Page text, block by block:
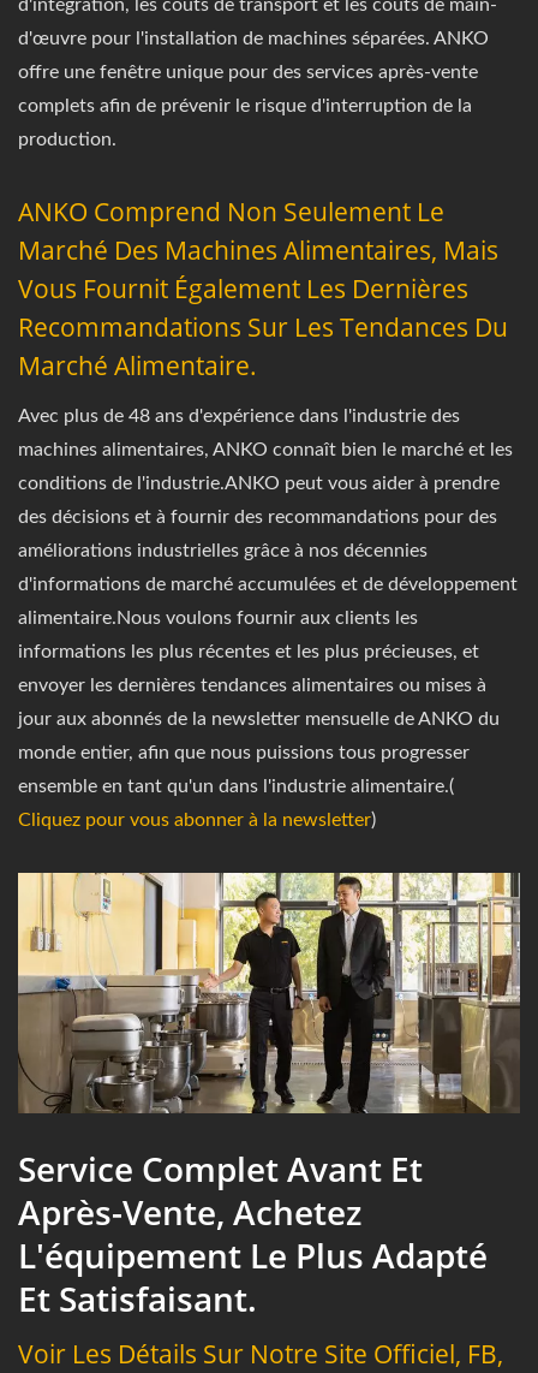
d'intégration, les coûts de transport et les coûts de main-
d'œuvre pour l'installation de machines séparées. ANKO
offre une fenêtre unique pour des services après-vente
complets afin de prévenir le risque d'interruption de la
production.
ANKO Comprend Non Seulement Le
Marché Des Machines Alimentaires, Mais
Vous Fournit Également Les Dernières
Recommandations Sur Les Tendances Du
Marché Alimentaire.
Avec plus de 48 ans d'expérience dans l'industrie des
machines alimentaires, ANKO connaît bien le marché et les
conditions de l'industrie.ANKO peut vous aider à prendre
des décisions et à fournir des recommandations pour des
améliorations industrielles grâce à nos décennies
d'informations de marché accumulées et de développement
alimentaire.Nous voulons fournir aux clients les
informations les plus récentes et les plus précieuses, et
envoyer les dernières tendances alimentaires ou mises à
jour aux abonnés de la newsletter mensuelle de ANKO du
monde entier, afin que nous puissions tous progresser
ensemble en tant qu'un dans l'industrie alimentaire.(
Cliquez pour vous abonner à la newsletter)
Service Complet Avant Et
Après-Vente, Achetez
L'équipement Le Plus Adapté
Et Satisfaisant.
Voir Les Détails Sur Notre Site Officiel, FB,